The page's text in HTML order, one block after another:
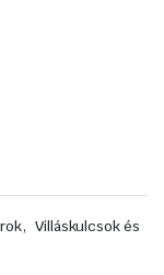
, Villáskulcsok és